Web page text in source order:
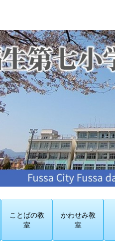
ことばの教
室
かわせみ教
室